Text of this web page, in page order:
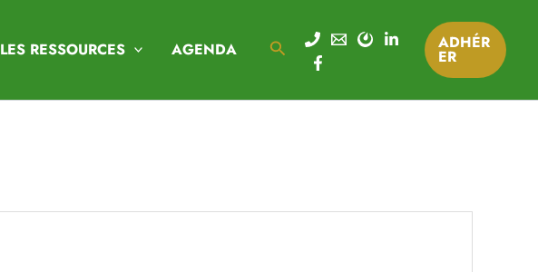
LES RESSOURCES AGENDA Rechercher ADHÉR
ER